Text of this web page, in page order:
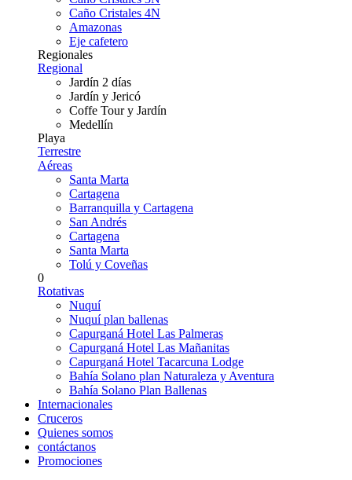
Caño Cristales 4N
Amazonas
Eje cafetero
Regionales
Regional
Jardín 2 días
Jardín y Jericó
Coffe Tour y Jardín
Medellín
Playa
Terrestre
Aéreas
Santa Marta
Cartagena
Barranquilla y Cartagena
San Andrés
Cartagena
Santa Marta
Tolú y Coveñas
0
Rotativas
Nuquí
Nuquí plan ballenas
Capurganá Hotel Las Palmeras
Capurganá Hotel Las Mañanitas
Capurganá Hotel Tacarcuna Lodge
Bahía Solano plan Naturaleza y Aventura
Bahía Solano Plan Ballenas
Internacionales
Cruceros
Quienes somos
contáctanos
Promociones